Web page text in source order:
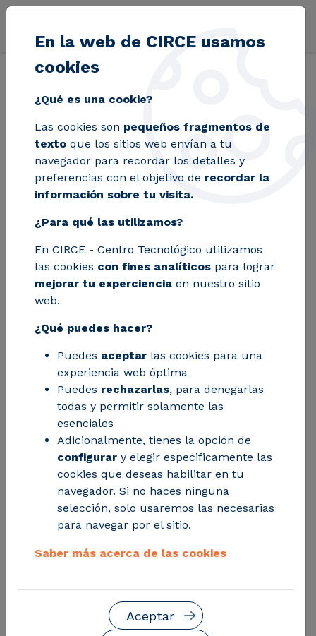
Pasar al contenido principal
Blog La Universidad San Jorge impartirá un grado en
La Universidad San
Jorge impartirá un
grado en ingeniería
energética y
medioambiental
investigación y empresas del sector
energético, han apoyado la creación y
definición de esta titulación que
contempla de forma integral todas las
fuentes de energía y sus repercusiones
medioambientales
En la web de CIRCE usamos
cookies
¿Qué es una cookie?
Las cookies son pequeños fragmentos de
texto que los sitios web envían a tu
navegador para recordar los detalles y
preferencias con el objetivo de recordar la
información sobre tu visita.
¿Para qué las utilizamos?
En CIRCE - Centro Tecnológico utilizamos
las cookies con fines analíticos para lograr
mejorar tu experciencia en nuestro sitio
web.
¿Qué puedes hacer?
Puedes aceptar las cookies para una
experiencia web óptima
Puedes rechazarlas, para denegarlas
todas y permitir solamente las
esenciales
Adicionalmente, tienes la opción de
configurar y elegir especificamente las
cookies que deseas habilitar en tu
navegador. Si no haces ninguna
selección, solo usaremos las necesarias
para navegar por el sitio.
Saber más acerca de las cookies
Aceptar